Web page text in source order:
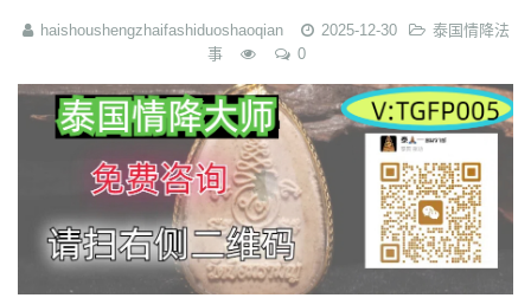
haishoushengzhaifashiduoshaoqian 2025-12-30
泰国情降法
事
0